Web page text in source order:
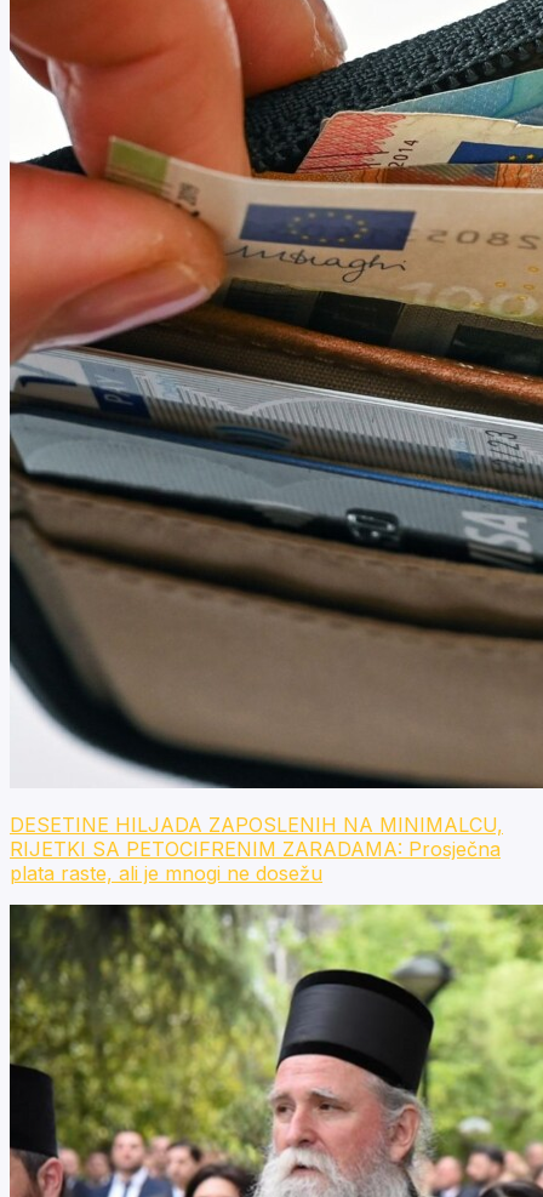
DESETINE HILJADA ZAPOSLENIH NA MINIMALCU,
RIJETKI SA PETOCIFRENIM ZARADAMA: Prosječna
plata raste, ali je mnogi ne dosežu